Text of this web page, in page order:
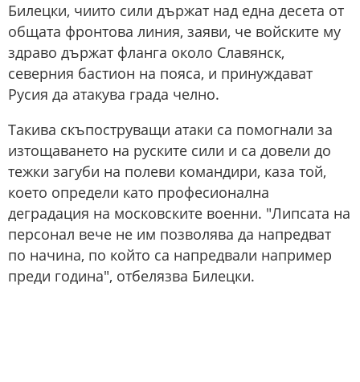
Билецки, чиито сили държат над една десета от
общата фронтова линия, заяви, че войските му
здраво държат фланга около Славянск,
северния бастион на пояса, и принуждават
Русия да атакува града челно.
Такива скъпоструващи атаки са помогнали за
изтощаването на руските сили и са довели до
тежки загуби на полеви командири, каза той,
което определи като професионална
деградация на московските военни. "Липсата на
персонал вече не им позволява да напредват
по начина, по който са напредвали например
преди година", отбелязва Билецки.